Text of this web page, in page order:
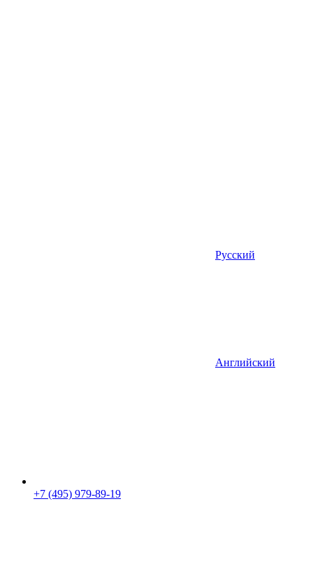
Русский
Английский
+7 (495) 979-89-19